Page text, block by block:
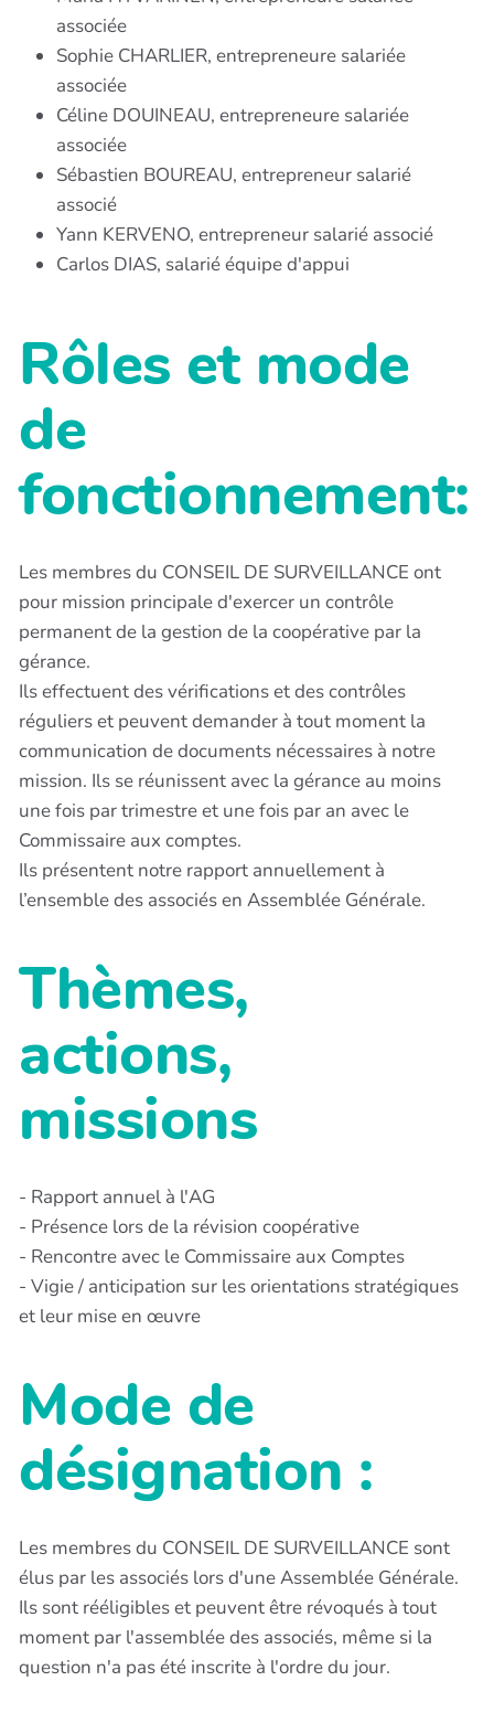
associée
Sophie CHARLIER, entrepreneure salariée
associée
Céline DOUINEAU, entrepreneure salariée
associée
Sébastien BOUREAU, entrepreneur salarié
associé
Yann KERVENO, entrepreneur salarié associé
Carlos DIAS, salarié équipe d'appui
Rôles et mode
de
fonctionnement:
Les membres du CONSEIL DE SURVEILLANCE ont
pour mission principale d'exercer un contrôle
permanent de la gestion de la coopérative par la
gérance.
Ils effectuent des vérifications et des contrôles
réguliers et peuvent demander à tout moment la
communication de documents nécessaires à notre
mission. Ils se réunissent avec la gérance au moins
une fois par trimestre et une fois par an avec le
Commissaire aux comptes.
Ils présentent notre rapport annuellement à
l’ensemble des associés en Assemblée Générale.
Thèmes,
actions,
missions
- Rapport annuel à l'AG
- Présence lors de la révision coopérative
- Rencontre avec le Commissaire aux Comptes
- Vigie / anticipation sur les orientations stratégiques
et leur mise en œuvre
Mode de
désignation :
Les membres du CONSEIL DE SURVEILLANCE sont
élus par les associés lors d'une Assemblée Générale.
Ils sont rééligibles et peuvent être révoqués à tout
moment par l'assemblée des associés, même si la
question n'a pas été inscrite à l'ordre du jour.